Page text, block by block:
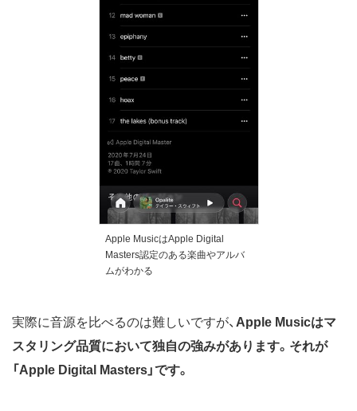
Apple MusicはApple Digital
Masters認定のある楽曲やアルバ
ムがわかる
実際に音源を比べるのは難しいですが、 Apple Musicはマ
スタリング品質において独自の強みがあります。それが
「Apple Digital Masters」です。